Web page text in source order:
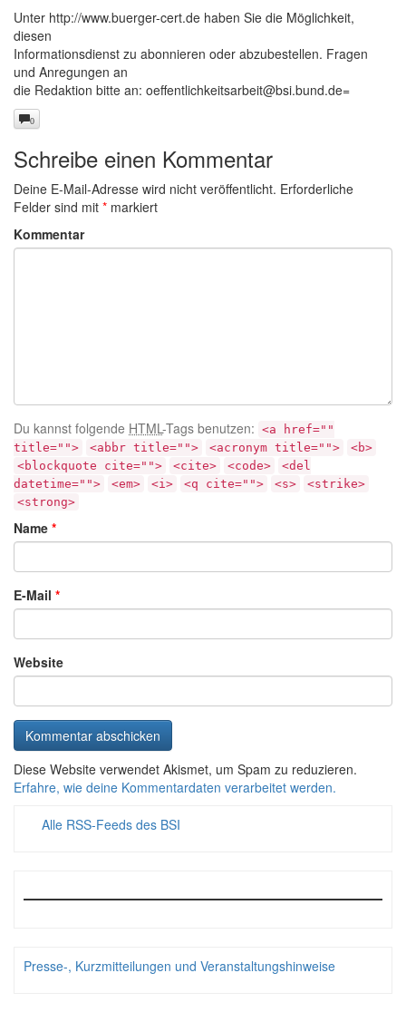
Unter http://www.buerger-cert.de haben Sie die Möglichkeit,
diesen
Informationsdienst zu abonnieren oder abzubestellen. Fragen
und Anregungen an
die Redaktion bitte an: oeffentlichkeitsarbeit@bsi.bund.de=
0
Schreibe einen Kommentar
Deine E-Mail-Adresse wird nicht veröffentlicht. Erforderliche
Felder sind mit * markiert
Kommentar
Du kannst folgende HTML-Tags benutzen: <a href=""
title="">
<abbr title=""> <acronym title="">
<b>
<blockquote cite="">
<cite> <code>
<del
datetime="">
<em> <i> <q cite=""> <s>
<strike>
<strong>
Name *
E-Mail *
Website
Diese Website verwendet Akismet, um Spam zu reduzieren.
Erfahre, wie deine Kommentardaten verarbeitet werden.
Alle RSS-Feeds des BSI
Presse-, Kurzmitteilungen und Veranstaltungshinweise